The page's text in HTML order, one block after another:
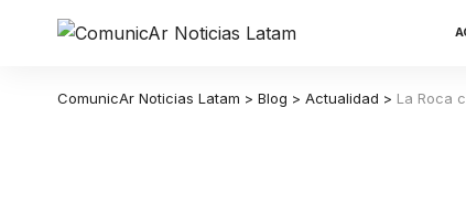
ComunicAr Noticias Latam > Blog > Actualidad > La Roca